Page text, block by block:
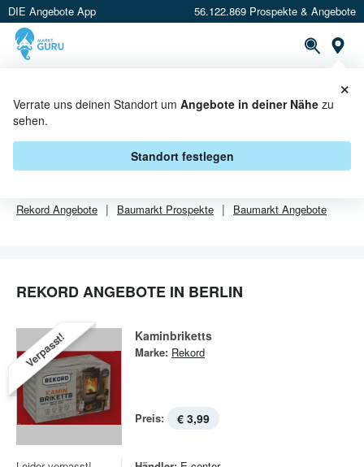
DIE Angebote App 56.122.869 Prospekte & Angebote
Verrate uns deinen Standort um Angebote in deiner Nähe zu
sehen.
Standort festlegen
×
REKORD ANGEBOTE IN BERLIN
VonRekordsind in Berlin leider alle Angebebote abgelaufen.
Rekord Angebote Baumarkt Prospekte Baumarkt Angebote
REKORD ANGEBOTE IN BERLIN
Verpasst! Kaminbriketts
Marke: Rekord
Preis: € 3,99